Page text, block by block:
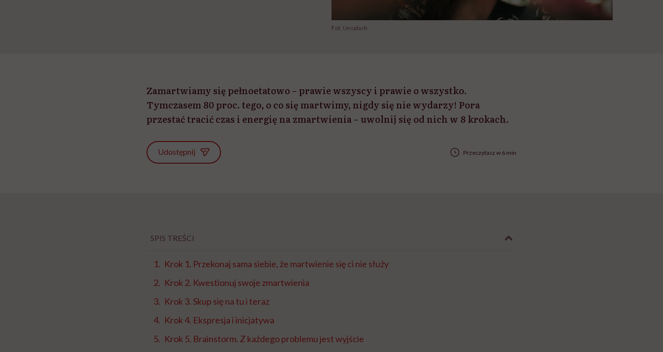
Fot. Unsplash
Zamartwiamy się pełnoetatowo – prawie wszyscy i prawie o wszystko.
Tymczasem 80 proc. tego, o co się martwimy, nigdy się nie wydarzy! Pora
przestać tracić czas i energię na zmartwienia – uwolnij się od nich w 8 krokach.
Udostępnij Przeczytasz w 6 min
SPIS TREŚCI
Krok 1. Przekonaj sama siebie, że martwienie się ci nie służy
Krok 2. Kwestionuj swoje zmartwienia
Krok 3. Skup się na tu i teraz
Krok 4. Ekspresja i inicjatywa
Krok 5. Brainstorm. Z każdego problemu jest wyjście